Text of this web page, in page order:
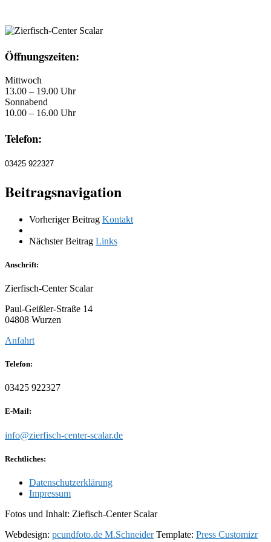
Öffnungszeiten:
Mittwoch
13.00 – 19.00 Uhr
Sonnabend
10.00 – 16.00 Uhr
Telefon:
03425 922327
Beitragsnavigation
Vorheriger Beitrag Kontakt
Nächster Beitrag Links
Anschrift:
Zierfisch-Center Scalar
Paul-Geißler-Straße 14
04808 Wurzen
Anfahrt
Telefon:
03425 922327
E-Mail:
info@zierfisch-center-scalar.de
Rechtliches:
Datenschutzerklärung
Impressum
Fotos und Inhalt: Ziefisch-Center Scalar
Webdesign: pcundfoto.de M.Schneider Template: Press Customizr